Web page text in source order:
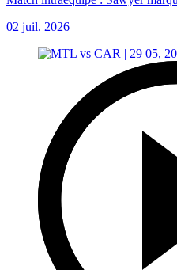
02 juil. 2026